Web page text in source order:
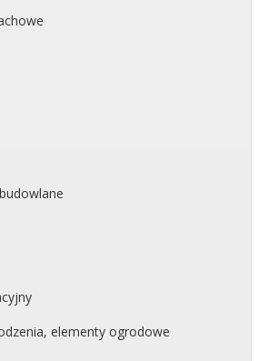
elementy ogrodowe